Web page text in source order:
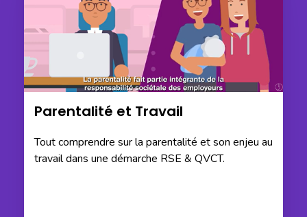
Parentalité et Travail
Tout comprendre sur la parentalité et son enjeu au
travail dans une démarche RSE & QVCT.